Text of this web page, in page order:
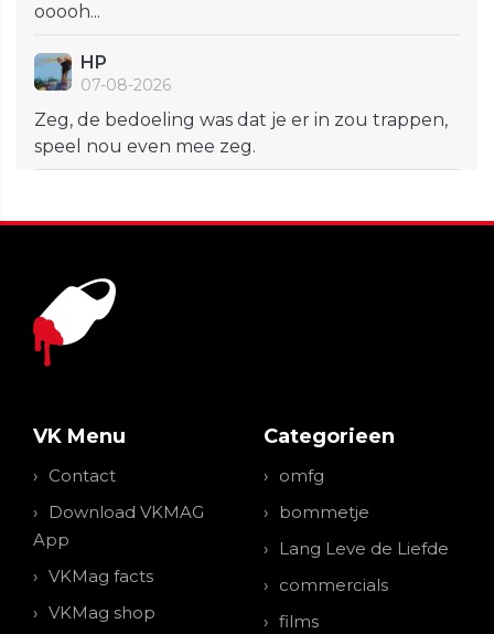
ooooh...
HP
07-08-2026
Zeg, de bedoeling was dat je er in zou trappen,
speel nou even mee zeg.
VK Menu
Contact
Download VKMAG
App
VKMag facts
VKMag shop
Categorieen
omfg
bommetje
Lang Leve de Liefde
commercials
films